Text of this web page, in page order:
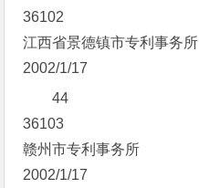
36102
江西省景德镇市专利事务所
2002/1/17
44
36103
赣州市专利事务所
2002/1/17